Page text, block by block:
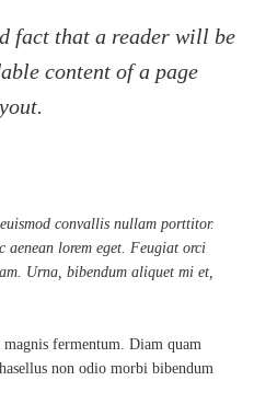
fact that a reader will be
content of a page
convallis nullam porttitor.
lorem eget. Feugiat orci
Urna, bibendum aliquet mi et,
fermentum. Diam quam
non odio morbi bibendum